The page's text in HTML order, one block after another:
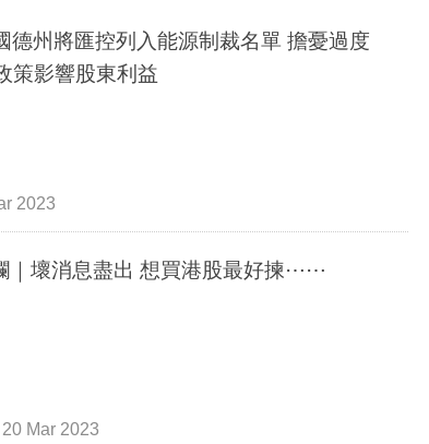
德州將匯控列入能源制裁名單 擔憂過度
策影響股東利益
2023
｜壞消息盡出 想買港股最好揀⋯⋯
20 Mar 2023